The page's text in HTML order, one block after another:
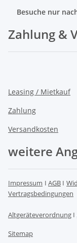
Besuche nur
Zahlung &
Leasing / Mietkauf
Zahlung
Versandkosten
weitere
Impressum I AGB I
Vertragsbedingungen
Altgeräteverordnung I
Sitemap